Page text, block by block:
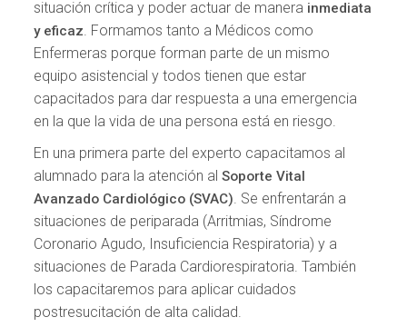
situación crítica y poder actuar de manera inmediata
y eficaz. Formamos tanto a Médicos como
Enfermeras porque forman parte de un mismo
equipo asistencial y todos tienen que estar
capacitados para dar respuesta a una emergencia
en la que la vida de una persona está en riesgo.
En una primera parte del experto capacitamos al
alumnado para la atención alSoporte Vital
Avanzado Cardiológico (SVAC). Se enfrentarán a
situaciones de periparada (Arritmias, Síndrome
Coronario Agudo, Insuficiencia Respiratoria) y a
situaciones de Parada Cardiorespiratoria. También
los capacitaremos para aplicar cuidados
postresucitación de alta calidad.